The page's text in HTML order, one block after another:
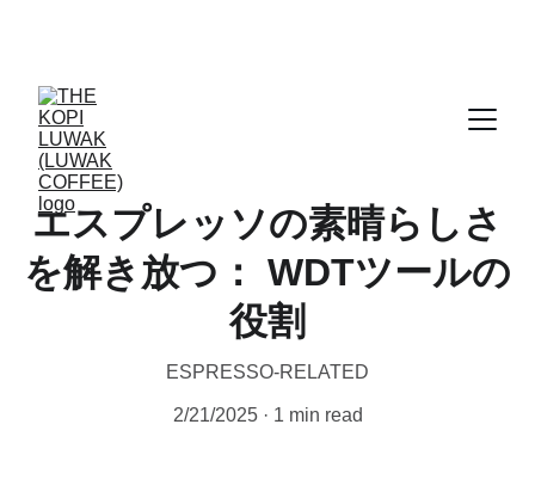
エスプレッソの素晴らしさ
を解き放つ： WDTツールの
役割
ESPRESSO-RELATED
2/21/2025 1 min read